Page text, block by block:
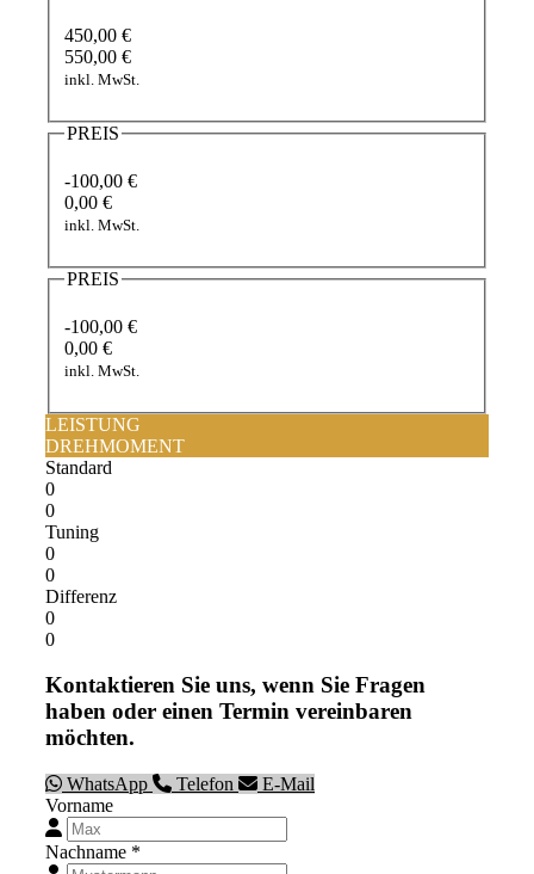
450,00 €
550,00 €
inkl. MwSt.
PREIS
-100,00 €
0,00 €
inkl. MwSt.
PREIS
-100,00 €
0,00 €
inkl. MwSt.
LEISTUNG
DREHMOMENT
Standard
0
0
Tuning
0
0
Differenz
0
0
Kontaktieren Sie uns, wenn Sie Fragen
haben oder einen Termin vereinbaren
möchten.
WhatsApp Telefon
E-Mail
Vorname
Nachname *